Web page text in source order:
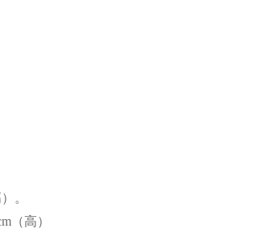
。
（高）